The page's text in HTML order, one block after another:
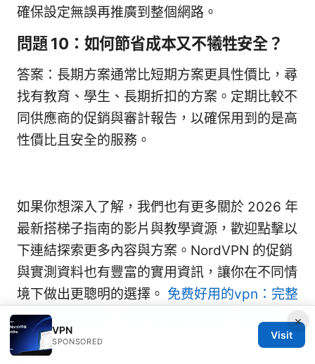
確保設定無誤再推廣到整個網路。
問題 10：如何節省成本又不犧牲安全？
答案：長期方案通常比短期方案更具性價比，尋
找有教育、學生、長期折扣的方案。定期比較不
同供應商的促銷與審計報告，以確保用到的是高
性價比且安全的服務。
如果你想深入了解，我們也有更多關於 2026 年
最新搭梯子指南的影片與教學資源，歡迎點擊以
下連結探索更多內容與方案。NordVPN 的促銷
與實測資料也有豐富的實用資訊，讓你在不同情
境下做出更聰明的選擇。 免费好用的vpn：完整
指南與實用比較，讓你快速選對安全又穩定的
VPN
×
VPN
SPONSORED
Visit